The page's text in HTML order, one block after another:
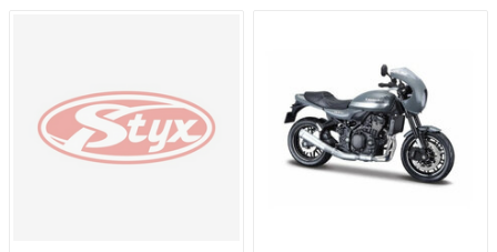
cestovní motocykly nebo enduro modely, v naší nabídce najdete model
přesně podle svého vkusu.
Vyberte si svůj oblíbený model a rozšiřte svou sbírku o unikátní kousek.